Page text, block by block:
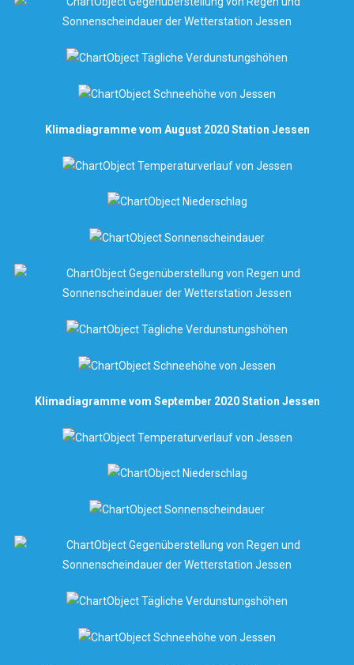
Klimadiagramme vom August 2020 Station Jessen
Klimadiagramme vom September 2020 Station Jessen